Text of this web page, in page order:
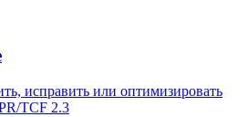
исправить или оптимизировать
TCF 2.3